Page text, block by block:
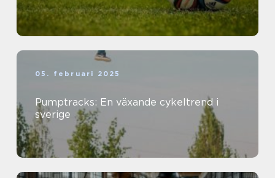
05. februari 2025
Pumptracks: En växande cykeltrend i
sverige